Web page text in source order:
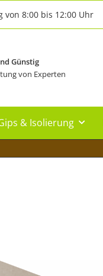
von 8:00 bis 12:00 Uhr
Günstig
von Experten
& Isolierung